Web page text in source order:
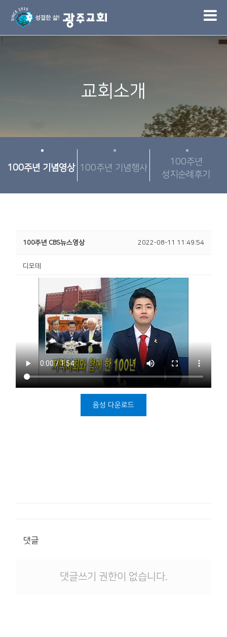
1
교회소개
100주년 기념영상 100주년 기념행사
100주년
성지순례후기
100주년 CBS뉴스영상 2022-08-11 11:49:54
디모데
음성 다운로드
댓글
댓글쓰기 권한이 없습니다.